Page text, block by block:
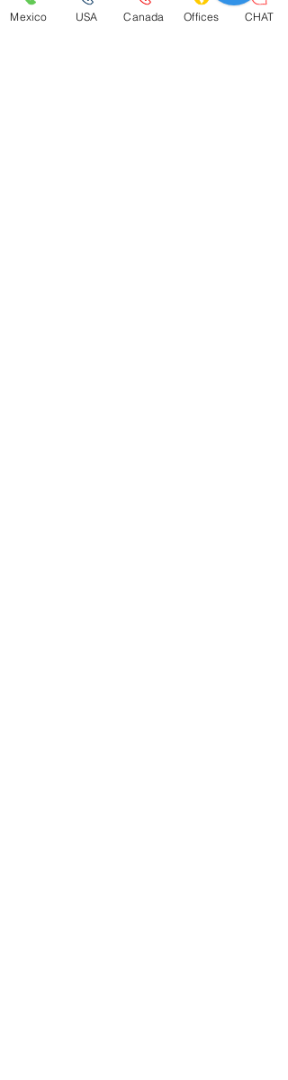
Servicio de
Administración
Mexico USA Canada Offices CHAT